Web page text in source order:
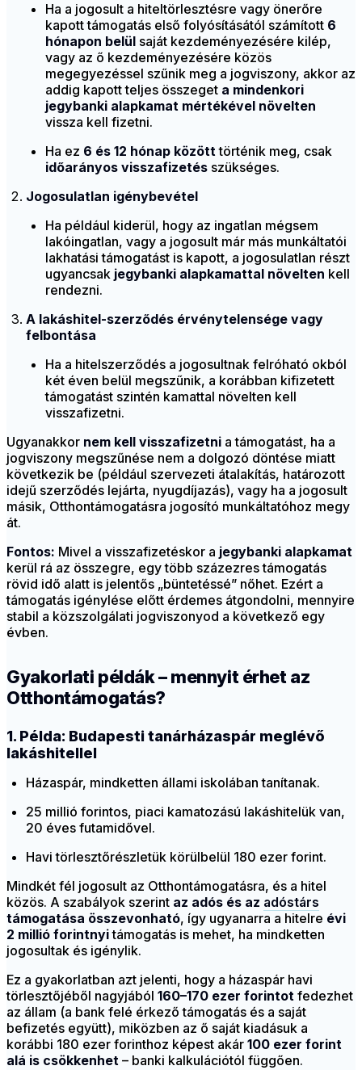
Ha a jogosult a hiteltörlesztésre vagy önerőre
kapott támogatás első folyósításától számított 6
hónapon belül saját kezdeményezésére kilép,
vagy az ő kezdeményezésére közös
megegyezéssel szűnik meg a jogviszony, akkor az
addig kapott teljes összeget a mindenkori
jegybanki alapkamat mértékével növelten
vissza kell fizetni.
Ha ez 6 és 12 hónap közötttörténik meg, csak
időarányos visszafizetés szükséges.
Jogosulatlan igénybevétel
Ha például kiderül, hogy az ingatlan mégsem
lakóingatlan, vagy a jogosult már más munkáltatói
lakhatási támogatást is kapott, a jogosulatlan részt
ugyancsak jegybanki alapkamattal növelten kell
rendezni.
A lakáshitel-szerződés érvénytelensége vagy
felbontása
Ha a hitelszerződés a jogosultnak felróható okból
két éven belül megszűnik, a korábban kifizetett
támogatást szintén kamattal növelten kell
visszafizetni.
Ugyanakkor nem kell visszafizetni a támogatást, ha a
jogviszony megszűnése nem a dolgozó döntése miatt
következik be (például szervezeti átalakítás, határozott
idejű szerződés lejárta, nyugdíjazás), vagy ha a jogosult
másik, Otthontámogatásra jogosító munkáltatóhoz megy
át.
Fontos: Mivel a visszafizetéskor a jegybanki alapkamat
kerül rá az összegre, egy több százezres támogatás
rövid idő alatt is jelentős „büntetéssé” nőhet. Ezért a
támogatás igénylése előtt érdemes átgondolni, mennyire
stabil a közszolgálati jogviszonyod a következő egy
évben.
Gyakorlati példák – mennyit érhet az
Otthontámogatás?
1. Példa: Budapesti tanárházaspár meglévő
lakáshitellel
Házaspár, mindketten állami iskolában tanítanak.
25 millió forintos, piaci kamatozású lakáshitelük van,
20 éves futamidővel.
Havi törlesztőrészletük körülbelül 180 ezer forint.
Mindkét fél jogosult az Otthontámogatásra, és a hitel
közös. A szabályok szerint az adós és az adóstárs
támogatása összevonható, így ugyanarra a hitelre évi
2 millió forintnyitámogatás is mehet, ha mindketten
jogosultak és igénylik.
Ez a gyakorlatban azt jelenti, hogy a házaspár havi
törlesztőjéből nagyjából 160–170 ezer forintot fedezhet
az állam (a bank felé érkező támogatás és a saját
befizetés együtt), miközben az ő saját kiadásuk a
korábbi 180 ezer forinthoz képest akár 100 ezer forint
alá is csökkenhet – banki kalkulációtól függően.